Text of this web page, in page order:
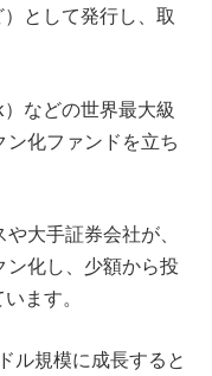
として発行し、取
などの世界最大級
化ファンドを立ち
大手証券会社が、
化し、少額から投
ます。
ル規模に成長すると